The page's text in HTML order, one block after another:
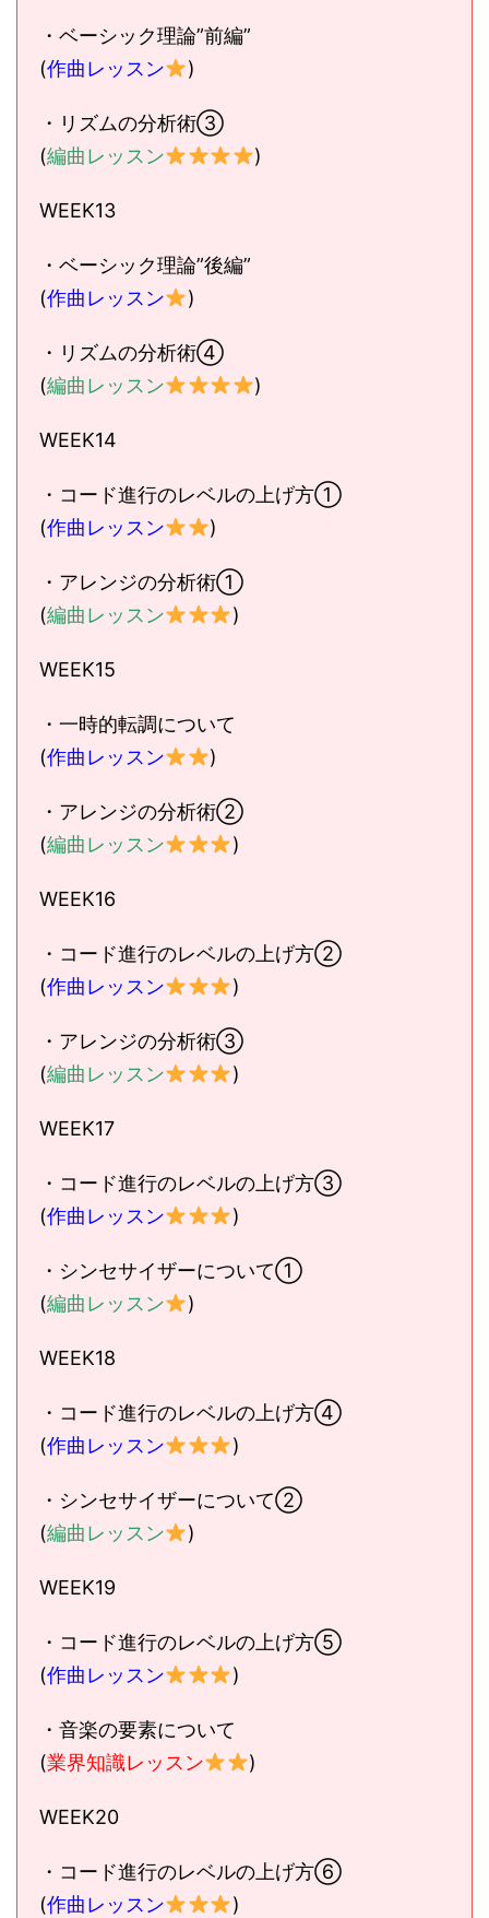
・ベーシック理論”前編”
(作曲レッスン )
・リズムの分析術③
(編曲レッスン )
WEEK13
・ベーシック理論”後編”
(作曲レッスン )
・リズムの分析術④
(編曲レッスン )
WEEK14
・コード進行のレベルの上げ方①
(作曲レッスン )
・アレンジの分析術①
(編曲レッスン )
WEEK15
・一時的転調について
(作曲レッスン )
・アレンジの分析術②
(編曲レッスン )
WEEK16
・コード進行のレベルの上げ方②
(作曲レッスン )
・アレンジの分析術③
(編曲レッスン )
WEEK17
・コード進行のレベルの上げ方③
(作曲レッスン )
・シンセサイザーについて①
(編曲レッスン )
WEEK18
・コード進行のレベルの上げ方④
(作曲レッスン )
・シンセサイザーについて②
(編曲レッスン )
WEEK19
・コード進行のレベルの上げ方⑤
(作曲レッスン )
・音楽の要素について
(業界知識レッスン )
WEEK20
・コード進行のレベルの上げ方⑥
(作曲レッスン )